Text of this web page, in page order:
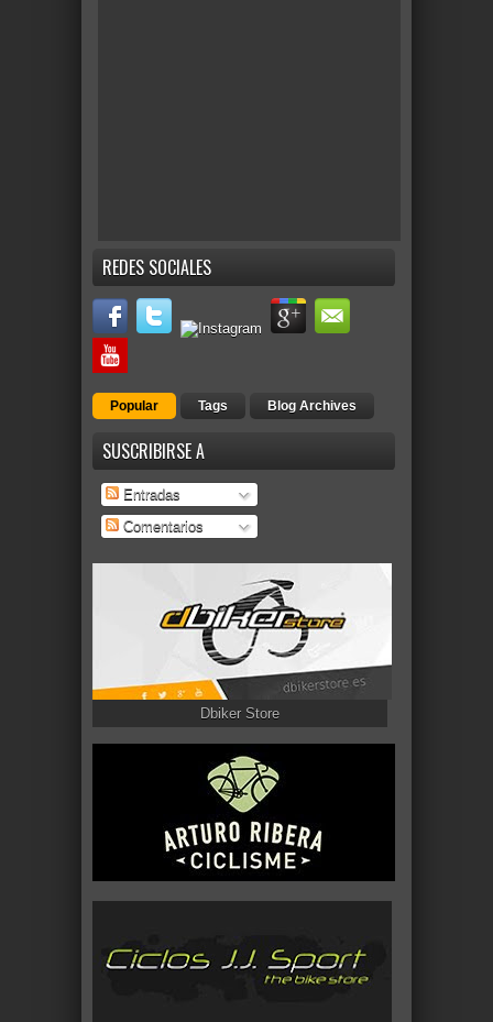
REDES SOCIALES
Popular Tags Blog Archives
SUSCRIBIRSE A
Entradas
Comentarios
Dbiker Store